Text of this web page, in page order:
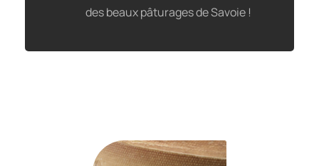
des beaux pâturages de Savoie !